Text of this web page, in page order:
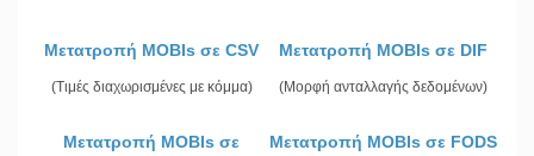
Μετατροπή MOBIs σε CSV
(Τιμές διαχωρισμένες με κόμμα)
Μετατροπή MOBIs σε DIF
(Μορφή ανταλλαγής δεδομένων)
Μετατροπή MOBIs σε
Μετατροπή MOBIs σε FODS